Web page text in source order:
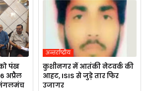
पंख
अप्रैल
मंगलमंच
अन्तर्राष्ट्रीय
कुशीनगर में आतंकी नेटवर्क की
आहट, ISIS से जुड़े तार फिर
उजागर